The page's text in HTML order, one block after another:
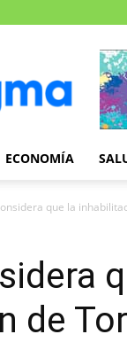
ECONOMÍA
que la
de